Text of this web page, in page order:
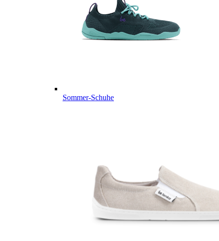
Sommer-Schuhe